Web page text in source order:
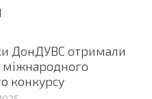
ДонДУВС отримали
міжнародного
конкурсу